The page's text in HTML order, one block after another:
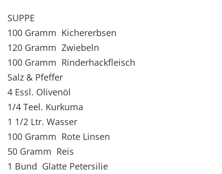
SUPPE
100 Gramm Kichererbsen
120 Gramm Zwiebeln
100 Gramm Rinderhackfleisch
Salz & Pfeffer
4 Essl. Olivenöl
1/4 Teel. Kurkuma
1 1/2 Ltr. Wasser
100 Gramm Rote Linsen
50 Gramm Reis
1 Bund Glatte Petersilie